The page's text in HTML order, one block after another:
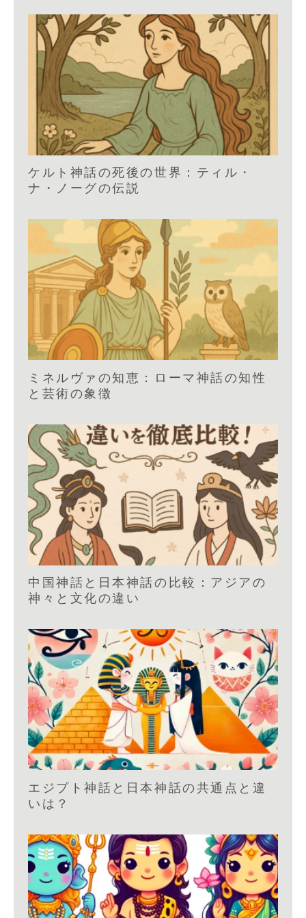
ケルト神話の死後の世界：ティル・
ナ・ノーグの伝説
ミネルヴァの知恵：ローマ神話の知性
と芸術の象徴
中国神話と日本神話の比較：アジアの
神々と文化の違い
エジプト神話と日本神話の共通点と違
いは？